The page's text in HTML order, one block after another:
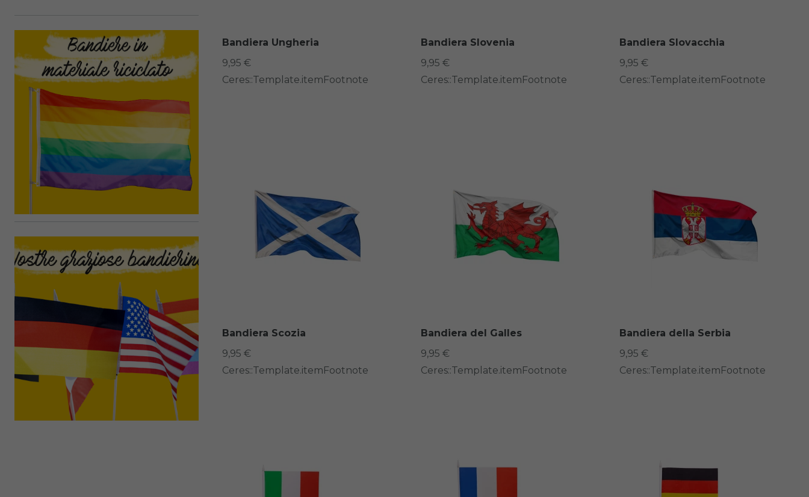
Bandiera Ungheria
9,95 €
Ceres::Template.itemFootnote
Bandiera Slovenia
9,95 €
Ceres::Template.itemFootnote
Bandiera Slovacchia
9,95 €
Ceres::Template.itemFootnote
Bandiera Scozia
9,95 €
Ceres::Template.itemFootnote
Bandiera del Galles
9,95 €
Ceres::Template.itemFootnote
Bandiera della Serbia
9,95 €
Ceres::Template.itemFootnote